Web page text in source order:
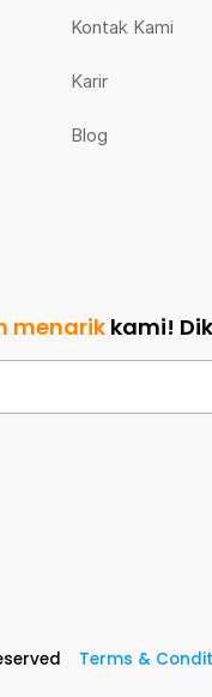
Kontak Kami
Karir
Blog
menarik kami!
Terms &